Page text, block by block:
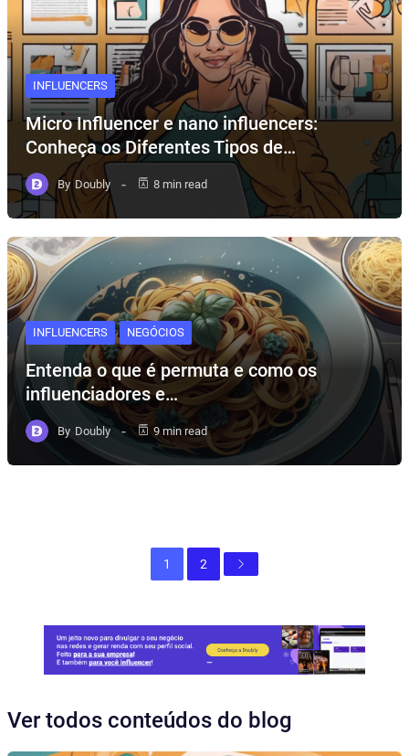
INFLUENCERS
Micro Influencer e nano influencers:
Conheça os Diferentes Tipos de…
By Doubly 8 min read
INFLUENCERS NEGÓCIOS
Entenda o que é permuta e como os
influenciadores e…
By Doubly 9 min read
1 2
Ver todos conteúdos do blog